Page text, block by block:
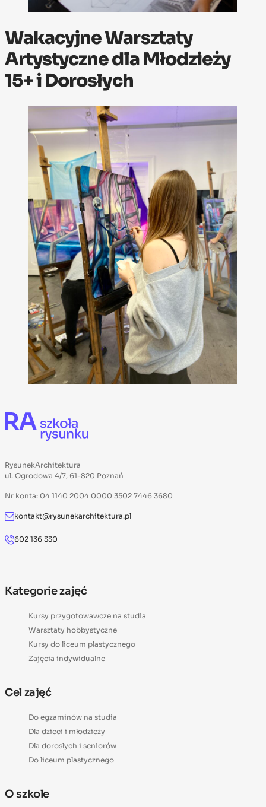
Wakacyjne Warsztaty
Artystyczne dla Młodzieży
15+ i Dorosłych
RysunekArchitektura
ul. Ogrodowa 4/7, 61-820 Poznań
Nr konta: 04 1140 2004 0000 3502 7446 3680
kontakt@rysunekarchitektura.pl
602 136 330
Kategorie zajęć
Kursy przygotowawcze na studia
Warsztaty hobbystyczne
Kursy do liceum plastycznego
Zajęcia indywidualne
Cel zajęć
Do egzaminów na studia
Dla dzieci i młodzieży
Dla dorosłych i seniorów
Do liceum plastycznego
O szkole